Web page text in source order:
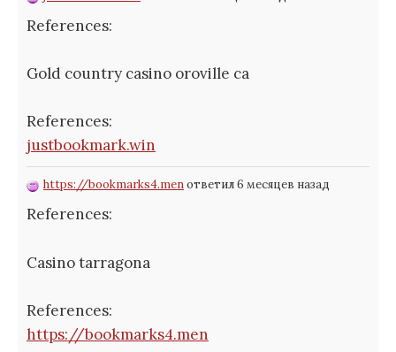
References:
Gold country casino oroville ca
References:
justbookmark.win
https://bookmarks4.menответил 6 месяцев назад
References:
Casino tarragona
References:
https://bookmarks4.men